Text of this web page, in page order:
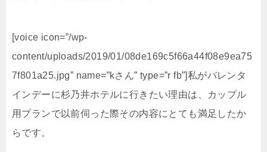
[voice icon=”/wp-
content/uploads/2019/01/08de169c5f66a44f08e9ea75
7f801a25.jpg” name=”kさん” type=”r fb”]私がバレンタ
インデーに杉乃井ホテルに行きたい理由は、カップル
用プランで以前伺った際その内容にとても満足したか
らです。